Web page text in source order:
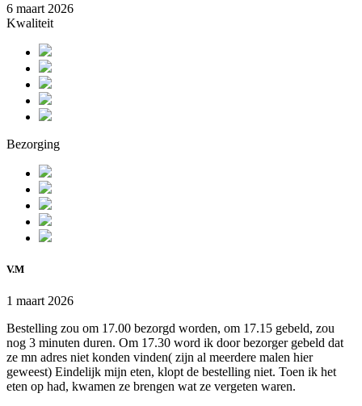
6 maart 2026
Kwaliteit
Bezorging
V.M
1 maart 2026
Bestelling zou om 17.00 bezorgd worden, om 17.15 gebeld, zou
nog 3 minuten duren. Om 17.30 word ik door bezorger gebeld dat
ze mn adres niet konden vinden( zijn al meerdere malen hier
geweest) Eindelijk mijn eten, klopt de bestelling niet. Toen ik het
eten op had, kwamen ze brengen wat ze vergeten waren.